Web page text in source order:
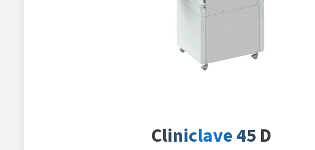
Cliniclave 45 D